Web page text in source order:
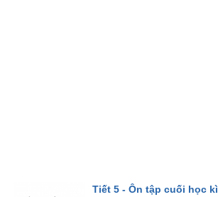
Tiết 5 - Ôn tập cuối học